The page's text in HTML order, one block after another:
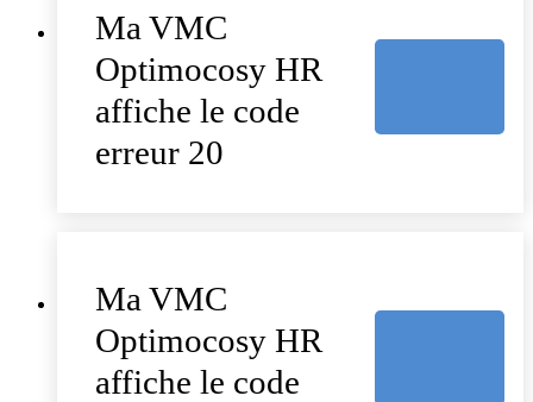
Ma VMC
Optimocosy HR
affiche le code
erreur 20
Ma VMC
Optimocosy HR
affiche le code